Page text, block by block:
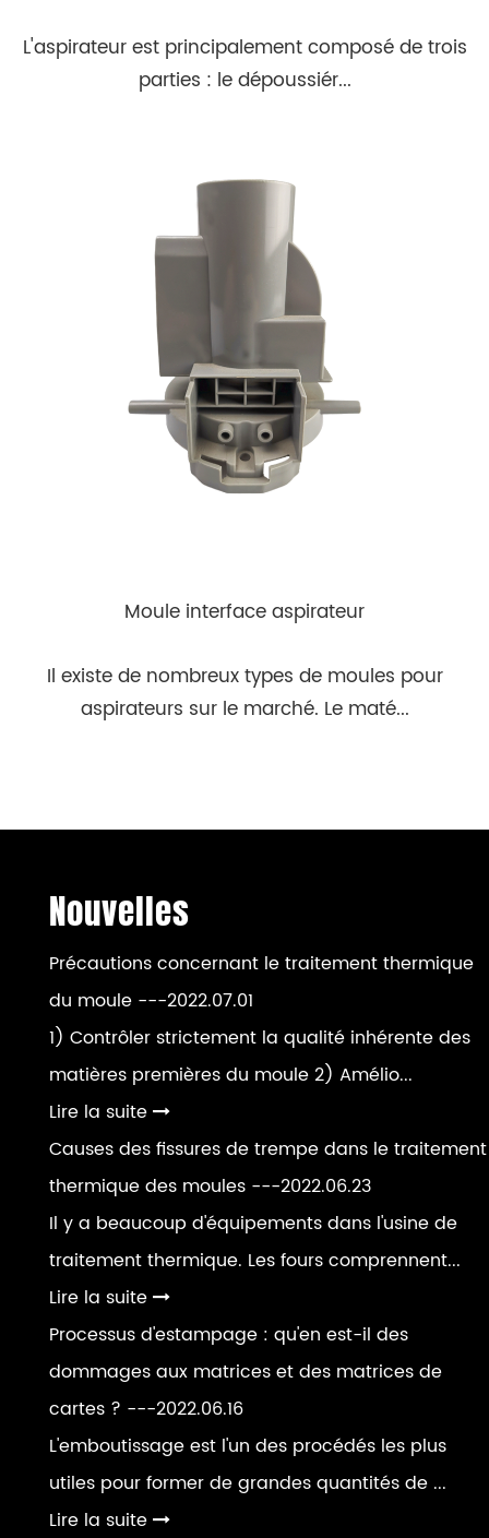
L'aspirateur est principalement composé de trois
parties : le dépoussiér...
Moule interface aspirateur
Il existe de nombreux types de moules pour
aspirateurs sur le marché. Le maté...
Nouvelles
Précautions concernant le traitement thermique
du moule ---2022.07.01
1) Contrôler strictement la qualité inhérente des
matières premières du moule 2) Amélio...
Lire la suite
Causes des fissures de trempe dans le traitement
thermique des moules ---2022.06.23
Il y a beaucoup d'équipements dans l'usine de
traitement thermique. Les fours comprennent...
Lire la suite
Processus d'estampage : qu'en est-il des
dommages aux matrices et des matrices de
cartes ? ---2022.06.16
L'emboutissage est l'un des procédés les plus
utiles pour former de grandes quantités de ...
Lire la suite